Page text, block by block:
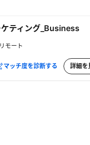
ティング_Business
モート
マッチ度を診断する 詳細を